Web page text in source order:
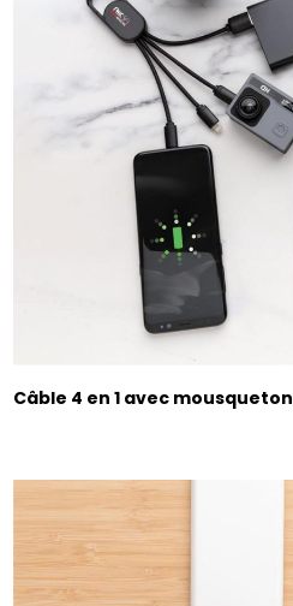
Câble 4 en 1 avec mousqueton